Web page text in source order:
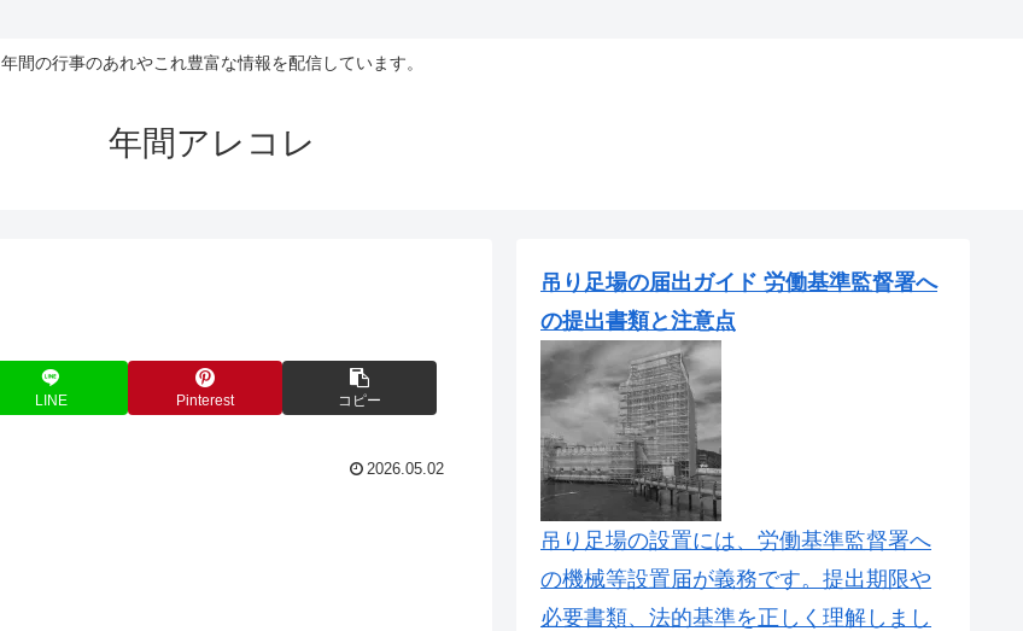
年間の行事のあれやこれ豊富な情報を配信しています。
年間アレコレ
LINE Pinterest コピー
2026.05.02
吊り足場の届出ガイド 労働基準監督署へ
の提出書類と注意点
吊り足場の設置には、労働基準監督署へ
の機械等設置届が義務です。提出期限や
必要書類、法的基準を正しく理解しまし